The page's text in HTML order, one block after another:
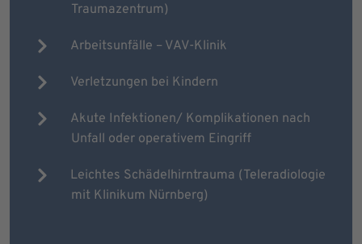
Traumazentrum)
Arbeitsunfälle – VAV-Klinik
Verletzungen bei Kindern
Akute Infektionen/ Komplikationen nach
Unfall oder operativem Eingriff
Leichtes Schädelhirntrauma (Teleradiologie
mit Klinikum Nürnberg)